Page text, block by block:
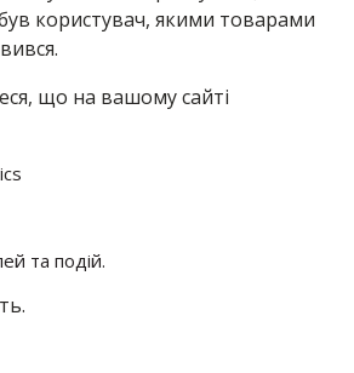
користувач, якими товарами
що на вашому сайті
та подій.